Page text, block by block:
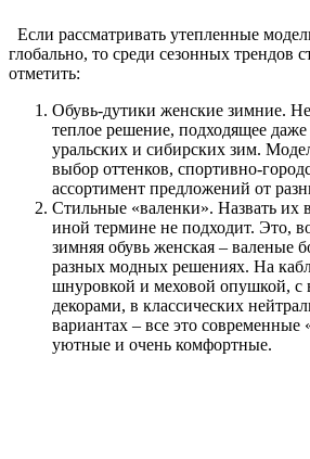
Если рассматривать утепленные
глобально, то среди сезонных трендов
отметить:
Обувь-дутики женские зимние.
теплое решение, подходящее даже
уральских и сибирских зим.
выбор оттенков, спортивно-
ассортимент предложений от
Стильные «валенки». Назвать их
иной термине не подходит. Это,
зимняя обувь женская – валеные
разных модных решениях. На
шнуровкой и меховой опушкой,
декорами, в классических
вариантах – все это современные
уютные и очень комфортные.